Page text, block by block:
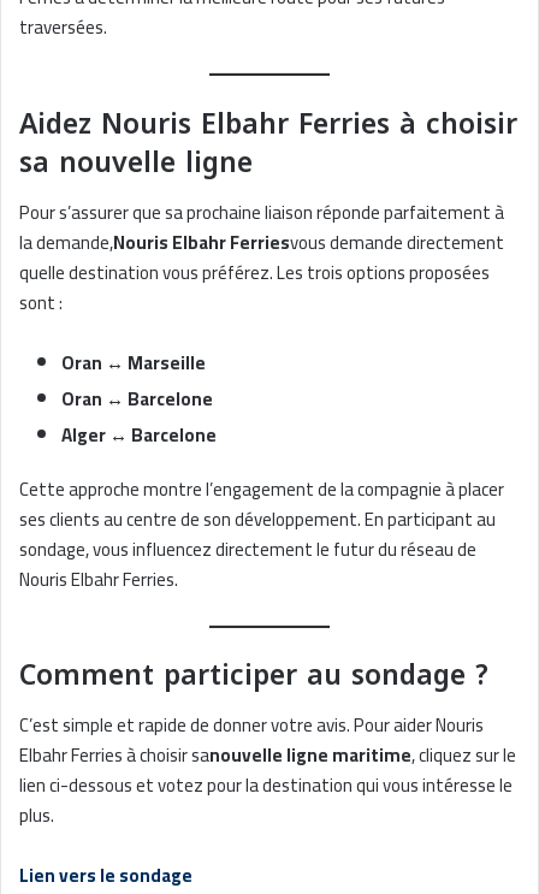
traversées.
Aidez Nouris Elbahr Ferries à choisir
sa nouvelle ligne
Pour s’assurer que sa prochaine liaison réponde parfaitement à
la demande,Nouris Elbahr Ferriesvous demande directement
quelle destination vous préférez. Les trois options proposées
sont :
Oran ↔ Marseille
Oran ↔ Barcelone
Alger ↔ Barcelone
Cette approche montre l’engagement de la compagnie à placer
ses clients au centre de son développement. En participant au
sondage, vous influencez directement le futur du réseau de
Nouris Elbahr Ferries.
Comment participer au sondage ?
C’est simple et rapide de donner votre avis. Pour aider Nouris
Elbahr Ferries à choisir sanouvelle ligne maritime, cliquez sur le
lien ci-dessous et votez pour la destination qui vous intéresse le
plus.
Lien vers le sondage